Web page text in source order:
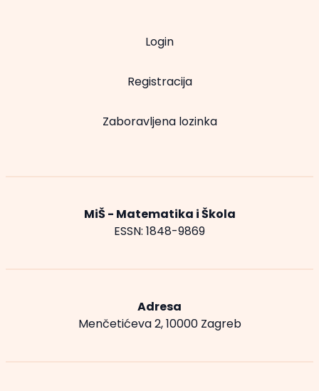
Login
Registracija
Zaboravljena lozinka
MiŠ - Matematika i Škola
ESSN: 1848-9869
Adresa
Menčetićeva 2, 10000 Zagreb